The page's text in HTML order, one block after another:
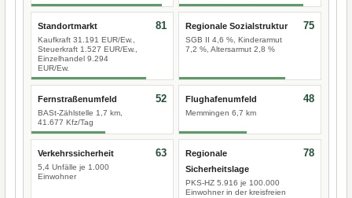
Standortmarkt
Kaufkraft 31.191 EUR/Ew.,
Steuerkraft 1.527 EUR/Ew.,
Einzelhandel 9.294
EUR/Ew.
81 Regionale Sozialstruktur
SGB II 4,6 %, Kinderarmut
7,2 %, Altersarmut 2,8 %
75
Fernstraßenumfeld
BASt-Zählstelle 1,7 km,
41.677 Kfz/Tag
52 Flughafenumfeld
Memmingen 6,7 km
48
Verkehrssicherheit
5,4 Unfälle je 1.000
Einwohner
63
Regionale
Sicherheitslage
PKS-HZ 5.916 je 100.000
Einwohner in der kreisfreien
78